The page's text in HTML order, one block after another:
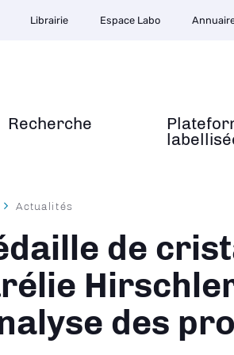
Recherche
Librairie Espace Labo
Actualités
de
des